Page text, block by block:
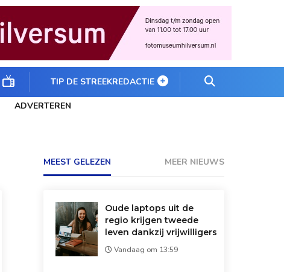
TIP DE STREEKREDACTIE
ADVERTEREN
MEEST GELEZEN MEER NIEUWS
Oude laptops uit de
regio krijgen tweede
leven dankzij vrijwilligers
Vandaag om 13:59